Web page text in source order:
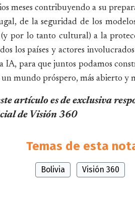
meses contribuyendo a su
de la seguridad de los
por lo tanto cultural) a la
los países y actores
IA, para que juntos podamos
mundo próspero, más abierto y
artículo es de exclusiva
de Visión 360
Temas de esta
Bolivia Visión 360